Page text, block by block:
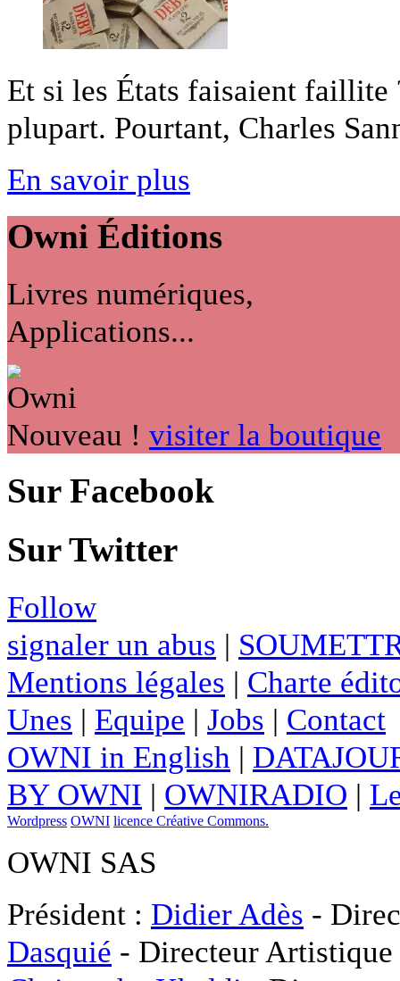
Et si les États faisaient faillite
plupart. Pourtant, Charles
En savoir plus
Owni Éditions
Livres numériques,
Applications...
Nouveau ! visiter la boutique
Sur Facebook
Sur Twitter
Follow
signaler un abus |
Mentions légales | Charte
Unes | Equipe | Jobs | Contact
OWNI in English |
BY OWNI | OWNIRADIO |
Wordpress OWNI licence Créative Commons.
OWNI SAS
Président : Didier Adès -
Dasquié - Directeur